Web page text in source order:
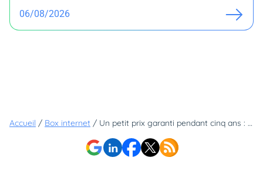
06/08/2026
Accueil / Box internet / Un petit prix garanti pendant cinq ans : cette offre Freebox est la nouvelle star de Free